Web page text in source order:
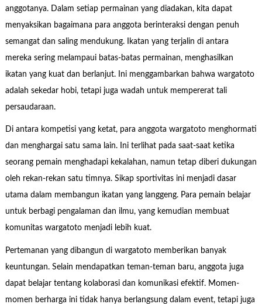
anggotanya. Dalam setiap permainan yang diadakan, kita dapat
menyaksikan bagaimana para anggota berinteraksi dengan penuh
semangat dan saling mendukung. Ikatan yang terjalin di antara
mereka sering melampaui batas-batas permainan, menghasilkan
ikatan yang kuat dan berlanjut. Ini menggambarkan bahwa wargatoto
adalah sekedar hobi, tetapi juga wadah untuk mempererat tali
persaudaraan.
Di antara kompetisi yang ketat, para anggota wargatoto menghormati
dan menghargai satu sama lain. Ini terlihat pada saat-saat ketika
seorang pemain menghadapi kekalahan, namun tetap diberi dukungan
oleh rekan-rekan satu timnya. Sikap sportivitas ini menjadi dasar
utama dalam membangun ikatan yang langgeng. Para pemain belajar
untuk berbagi pengalaman dan ilmu, yang kemudian membuat
komunitas wargatoto menjadi lebih kuat.
Pertemanan yang dibangun di wargatoto memberikan banyak
keuntungan. Selain mendapatkan teman-teman baru, anggota juga
dapat belajar tentang kolaborasi dan komunikasi efektif. Momen-
momen berharga ini tidak hanya berlangsung dalam event, tetapi juga